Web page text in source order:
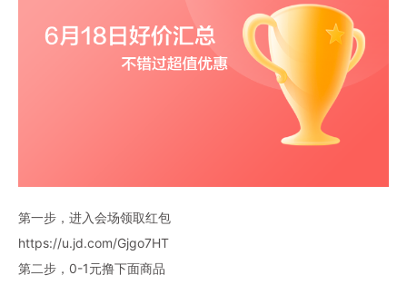
第一步，进入会场领取红包
https://u.jd.com/Gjgo7HT
第二步，0-1元撸下面商品